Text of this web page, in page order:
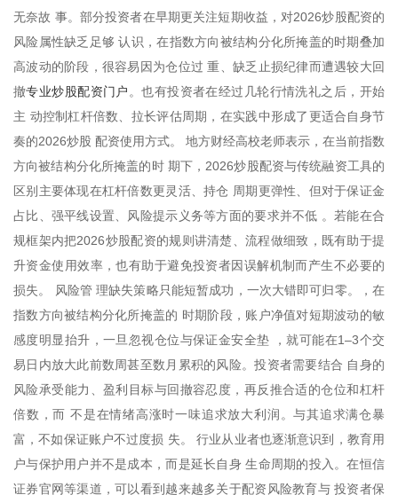
无奈故 事。部分投资者在早期更关注短期收益，对2026炒股配资的
风险属性缺乏足够 认识，在指数方向被结构分化所掩盖的时期叠加
高波动的阶段，很容易因为仓位过 重、缺乏止损纪律而遭遇较大回
撤专业炒股配资门户 。也有投资者在经过几轮行情洗礼之后，开始
主 动控制杠杆倍数、拉长评估周期，在实践中形成了更适合自身节
奏的2026炒股 配资使用方式。 地方财经高校老师表示，在当前指数
方向被结构分化所掩盖的时 期下，2026炒股配资与传统融资工具的
区别主要体现在杠杆倍数更灵活、持仓 周期更弹性、但对于保证金
占比、强平线设置、风险提示义务等方面的要求并不低 。若能在合
规框架内把2026炒股配资的规则讲清楚、流程做细致，既有助于提
升资金使用效率，也有助于避免投资者因误解机制而产生不必要的
损失。 风险管 理缺失策略只能短暂成功，一次大错即可归零。，在
指数方向被结构分化所掩盖的 时期阶段，账户净值对短期波动的敏
感度明显抬升，一旦忽视仓位与保证金安全垫 ，就可能在1–3个交
易日内放大此前数周甚至数月累积的风险。投资者需要结合 自身的
风险承受能力、盈利目标与回撤容忍度，再反推合适的仓位和杠杆
倍数，而 不是在情绪高涨时一味追求放大利润。与其追求满仓暴
富，不如保证账户不过度损 失。 行业从业者也逐渐意识到，教育用
户与保护用户并不是成本，而是延长自身 生命周期的投入。在恒信
证券官网等渠道，可以看到越来越多关于配资风险教育与 投资者保